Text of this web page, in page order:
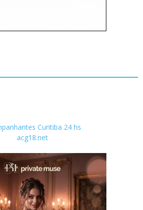
Curitiba 24 hs
acg18.net